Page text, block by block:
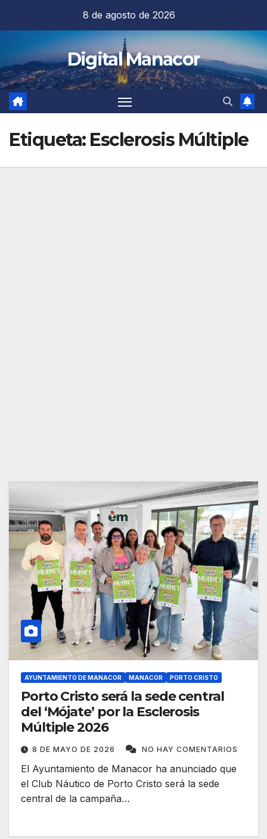
contenido
8 de agosto de 2026
Digital Manacor
Etiqueta: Esclerosis Múltiple
AYUNTAMIENTO DE MANACOR MANACOR PORTO CRISTO
Porto Cristo será la sede central
del ‘Mójate’ por la Esclerosis
Múltiple 2026
8 DE MAYO DE 2026 NO HAY COMENTARIOS
El Ayuntamiento de Manacor ha anunciado que
el Club Náutico de Porto Cristo será la sede
central de la campaña…